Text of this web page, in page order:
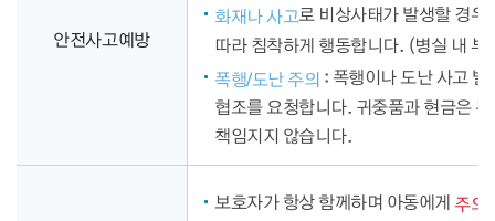
안전사고예방
화재나 사고로 비상사태가 발생할 경
따라 침착하게 행동합니다. (병실 내
폭행/도난 주의 : 폭행이나 도난 사고
협조를 요청합니다. 귀중품과 현금은
책임지지 않습니다.
보호자가 항상 함께하며 아동에게주의